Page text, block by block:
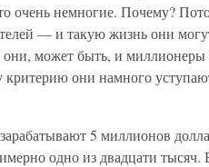
очень немногие. Почему?
— и такую жизнь они
может быть, и миллионеры
критерию они намного
5 миллионов
одно из двадцати